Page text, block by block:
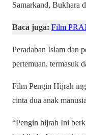
Samarkand, Bukhara
Baca juga: Film
Peradaban Islam dan
pertemuan, termasuk
Film Pengin Hijrah
cinta dua anak
“Pengin hijrah Ini